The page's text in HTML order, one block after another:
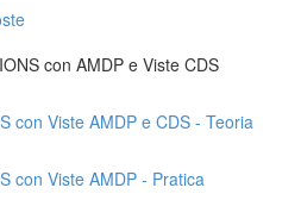
con AMDP e Viste CDS
con Viste AMDP e CDS - Teoria
con Viste AMDP - Pratica